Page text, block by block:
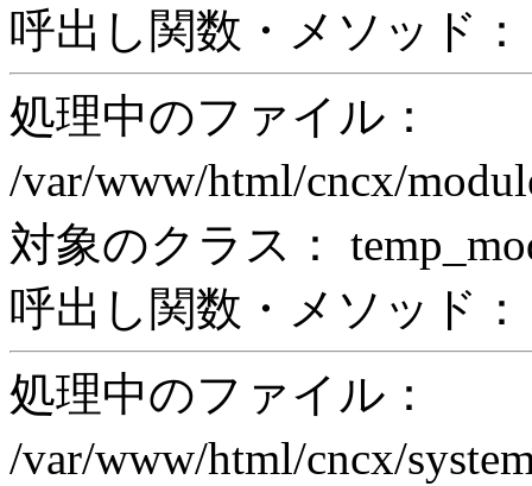
呼出し関数・メソッド：
処理中のファイル：
/var/www/html/cncx/
対象のクラス：
呼出し関数・メソッド：
処理中のファイル：
/var/www/html/cncx/